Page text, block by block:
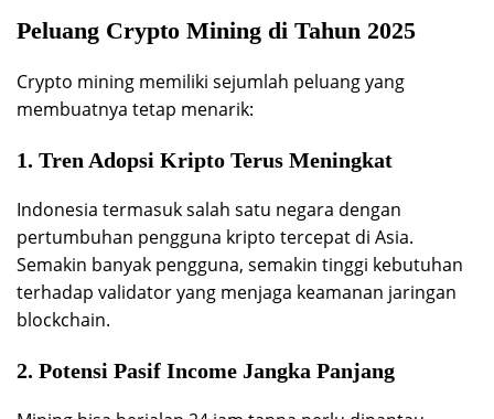
Peluang Crypto Mining di Tahun 2025
Crypto mining memiliki sejumlah peluang yang
membuatnya tetap menarik:
1. Tren Adopsi Kripto Terus Meningkat
Indonesia termasuk salah satu negara dengan
pertumbuhan pengguna kripto tercepat di Asia.
Semakin banyak pengguna, semakin tinggi kebutuhan
terhadap validator yang menjaga keamanan jaringan
blockchain.
2. Potensi Pasif Income Jangka Panjang